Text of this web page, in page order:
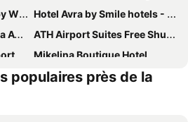
Hotel Avra by Smile hotels - Free Airport Shuttle
IHG
ATH Airport Suites Free Shuttle From And To Athens Airport
Mikelina Boutique Hotel
Castle By The Sea
populaires près de la